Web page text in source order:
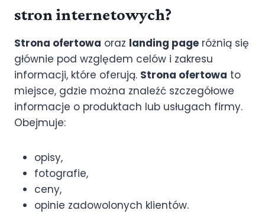
stron internetowych?
Strona ofertowa oraz landing page różnią się
głównie pod względem celów i zakresu
informacji, które oferują. Strona ofertowa to
miejsce, gdzie można znaleźć szczegółowe
informacje o produktach lub usługach firmy.
Obejmuje:
opisy,
fotografie,
ceny,
opinie zadowolonych klientów.